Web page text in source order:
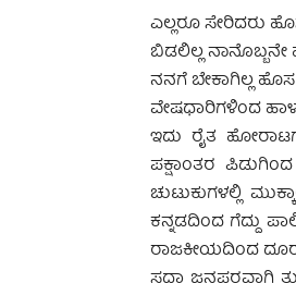
ಎಲ್ಲರೂ ಸೇರಿದರು
ಬಿಡಲಿಲ್ಲ
ನನಗೆ ಬೇಕಾಗಿಲ್ಲ
ವೇಷಧಾರಿಗಳಿಂದ
ಇದು ರೈತ
ಪಕ್ಷಾಂತರ
ಚುಟುಕುಗಳಲ್ಲಿ
ಕನ್ನಡದಿಂದ ಗೆದ್ದು
ರಾಜಕೀಯದಿಂದ